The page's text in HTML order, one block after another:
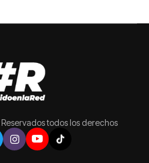
todos los derechos